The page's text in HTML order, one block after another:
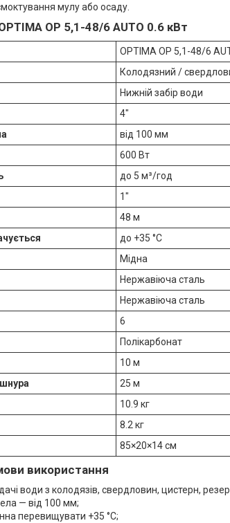
мулу або осаду.
OP 5,1-48/6 AUTO 0.6 кВт
OPTIMA OP 5,1-48/6
Колодязний /
Нижній забір води
4″
від 100 мм
600 Вт
до 5 м³/год
1″
48 м
до +35 °C
Мідна
Нержавіюча сталь
Нержавіюча сталь
6
Полікарбонат
10 м
25 м
10.9 кг
8.2 кг
85×20×14 см
використання
води з колодязів, свердловин, цистерн,
— від 100 мм;
перевищувати +35 °C;